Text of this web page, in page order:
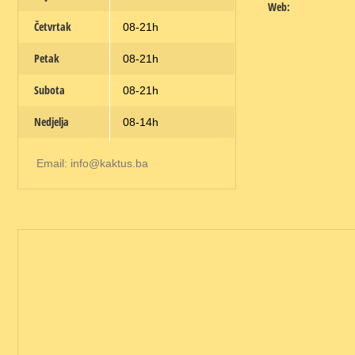
Četvrtak 08-21h
Petak 08-21h
Subota 08-21h
Nedjelja 08-14h
Email: info@kaktus.ba
Web: